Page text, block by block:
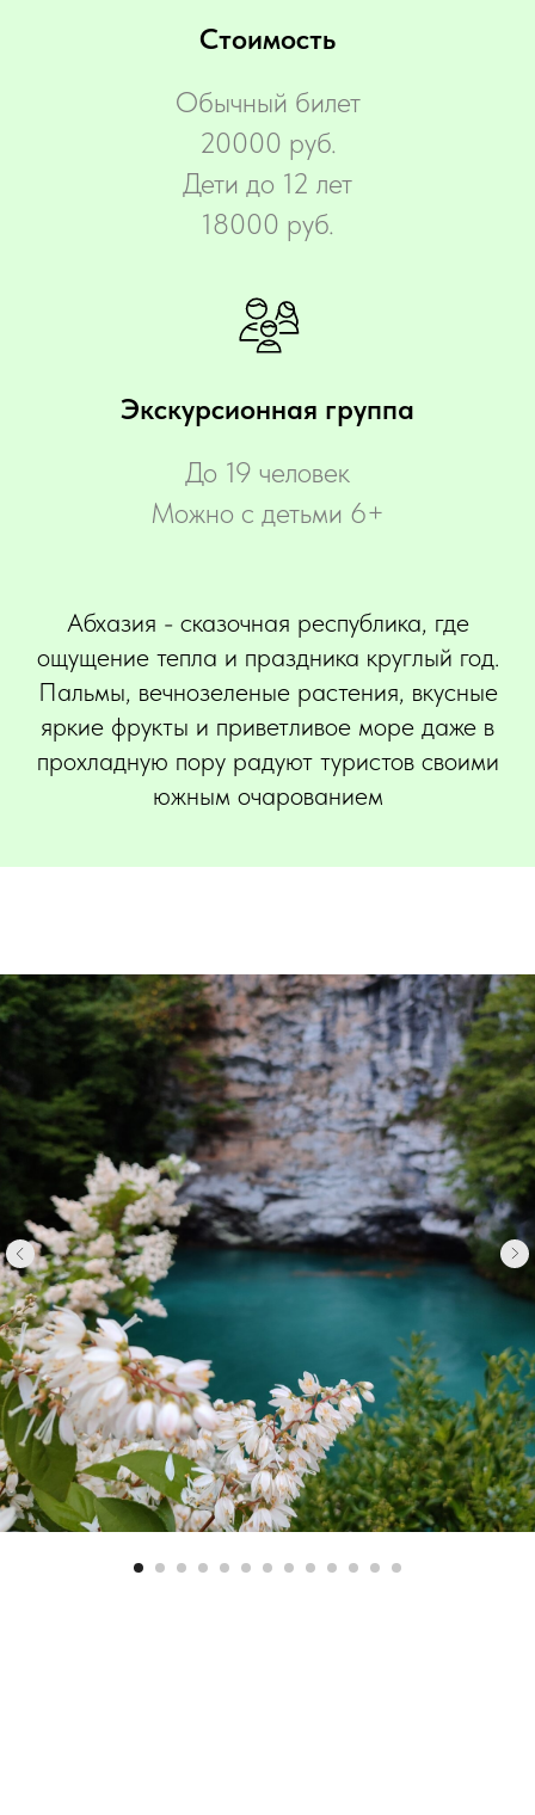
Стоимость
Обычный билет
20000 руб.
Дети до 12 лет
18000 руб.
Экскурсионная группа
До 19 человек
Можно с детьми 6+
Абхазия - сказочная республика, где
ощущение тепла и праздника круглый год.
Пальмы, вечнозеленые растения, вкусные
яркие фрукты и приветливое море даже в
прохладную пору радуют туристов своими
южным очарованием